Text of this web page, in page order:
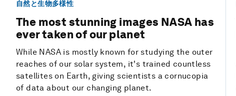
自然と生物多様性
The most stunning images NASA has
ever taken of our planet
While NASA is mostly known for studying the outer
reaches of our solar system, it's trained countless
satellites on Earth, giving scientists a cornucopia
of data about our changing planet.